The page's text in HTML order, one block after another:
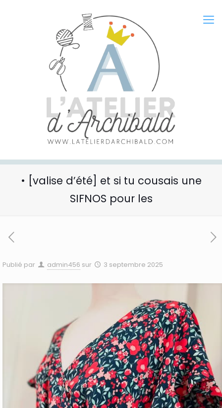
• [valise d’été] et si tu cousais une
SIFNOS pour les
Publié par admin456 sur 3 septembre 2025